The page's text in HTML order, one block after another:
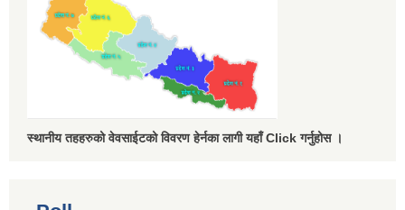
स्थानीय तहहरुको वेवसाईटको विवरण हेर्नका लागी यहाँ Click गर्नुहोस ।